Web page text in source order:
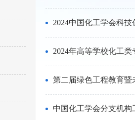
2024中国化工学会科
2024年高等学校化工
第二届绿色工程教育
中国化工学会分支机